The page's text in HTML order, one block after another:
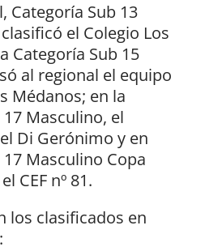
Categoría Sub 13
el Colegio Los
Categoría Sub 15
al regional el equipo
Médanos; en la
Masculino, el
Di Gerónimo y en
Masculino Copa
CEF nº 81.
los clasificados en